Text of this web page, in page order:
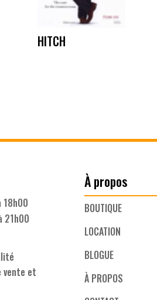
HITCH
18h00
21h00
vente et
À propos
BOUTIQUE
LOCATION
BLOGUE
À PROPOS